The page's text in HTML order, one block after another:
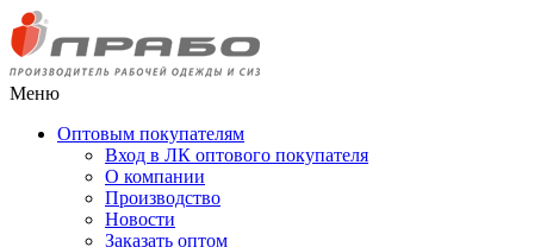
Меню
Оптовым покупателям
Вход в ЛК оптового покупателя
О компании
Производство
Новости
Заказать оптом